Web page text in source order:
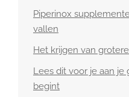
Piperinox
vallen
Het krijgen van
Lees dit voor je aan
begint